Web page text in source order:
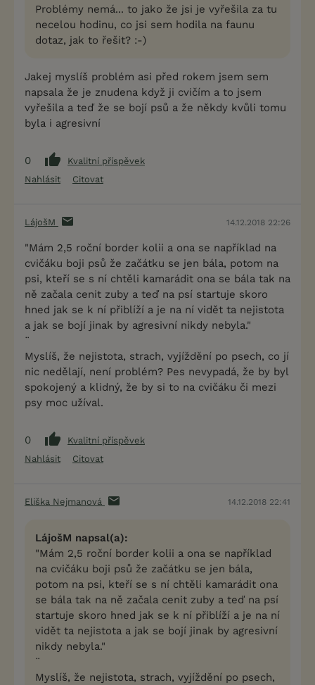
Problémy nemá... to jako že jsi je vyřešila za tu
necelou hodinu, co jsi sem hodila na faunu
dotaz, jak to řešit? :-)
Jakej myslíš problém asi před rokem jsem sem
napsala že je znudena když ji cvičím a to jsem
vyřešila a teď že se bojí psů a že někdy kvůli tomu
byla i agresivní
0
Kvalitní příspěvek
Nahlásit
Citovat
LájošM 14.12.2018 22:26
"Mám 2,5 roční border kolii a ona se například na
cvičáku boji psů že začátku se jen bála, potom na
psi, kteří se s ní chtěli kamarádit ona se bála tak na
ně začala cenit zuby a teď na psí startuje skoro
hned jak se k ní přiblíží a je na ní vidět ta nejistota
a jak se bojí jinak by agresivní nikdy nebyla."
¨
Myslíš, že nejistota, strach, vyjíždění po psech, co jí
nic nedělají, není problém? Pes nevypadá, že by byl
spokojený a klidný, že by si to na cvičáku či mezi
psy moc užíval.
0
Kvalitní příspěvek
Nahlásit
Citovat
Eliška Nejmanová 14.12.2018 22:41
LájošM napsal(a):
"Mám 2,5 roční border kolii a ona se například
na cvičáku boji psů že začátku se jen bála,
potom na psi, kteří se s ní chtěli kamarádit ona
se bála tak na ně začala cenit zuby a teď na psí
startuje skoro hned jak se k ní přiblíží a je na ní
vidět ta nejistota a jak se bojí jinak by agresivní
nikdy nebyla."
¨
Myslíš, že nejistota, strach, vyjíždění po psech,